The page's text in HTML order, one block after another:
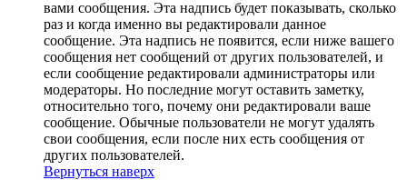
вами сообщения. Эта надпись будет показывать, сколько
раз и когда именно вы редактировали данное
сообщение. Эта надпись не появится, если ниже вашего
сообщения нет сообщений от других пользователей, и
если сообщение редактировали администраторы или
модераторы. Но последние могут оставить заметку,
относительно того, почему они редактировали ваше
сообщение. Обычные пользователи не могут удалять
свои сообщения, если после них есть сообщения от
других пользователей.
Вернуться наверх